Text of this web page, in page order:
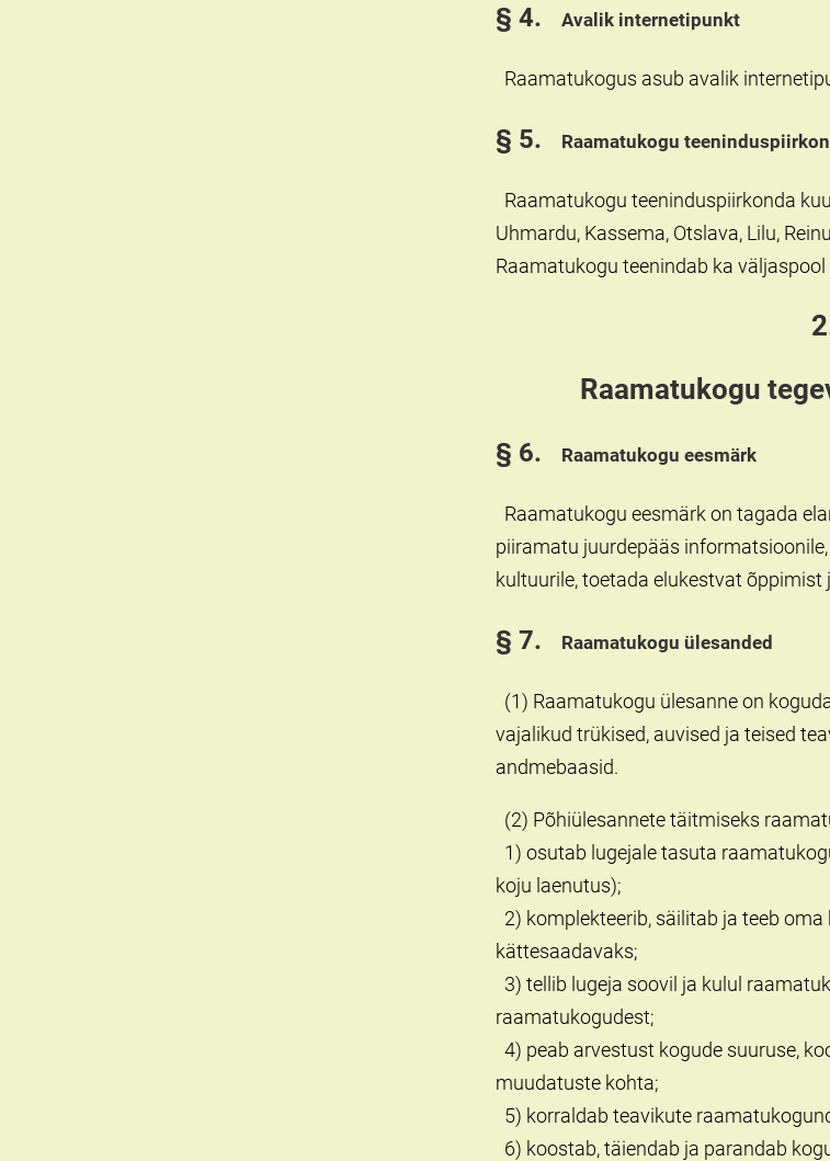
§ 4. Avalik internetipunkt
Raamatukogus asub avalik
§ 5. Raamatukogu
Raamatukogu teeninduspiirkonda
Uhmardu, Kassema, Otslava, Lilu,
Raamatukogu teenindab ka
Raamatukogu
§ 6. Raamatukogu eesmärk
Raamatukogu eesmärk on tagada
piiramatu juurdepääs
kultuurile, toetada elukestvat õppimist
§ 7. Raamatukogu ülesanded
(1) Raamatukogu ülesanne on
vajalikud trükised, auvised ja teised
andmebaasid.
(2) Põhiülesannete täitmiseks
1) osutab lugejale tasuta
koju laenutus);
2) komplekteerib, säilitab ja teeb
kättesaadavaks;
3) tellib lugeja soovil ja kulul
raamatukogudest;
4) peab arvestust kogude suuruse,
muudatuste kohta;
5) korraldab teavikute
6) koostab, täiendab ja parandab